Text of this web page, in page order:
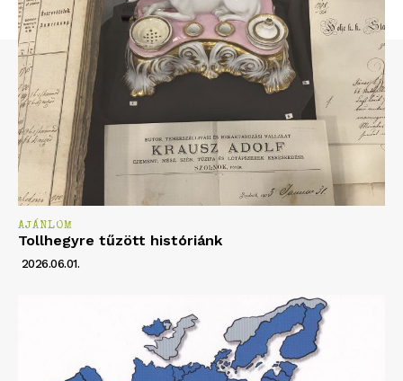
AJÁNLOM
Tollhegyre tűzött históriánk
2026.06.01.